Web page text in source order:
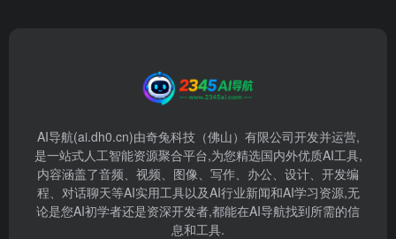
AI导航(ai.dh0.cn)由奇兔科技（佛山）有限公司开发并运营,
是一站式人工智能资源聚合平台,为您精选国内外优质AI工具,
内容涵盖了音频、视频、图像、写作、办公、设计、开发编
程、对话聊天等AI实用工具以及AI行业新闻和AI学习资源,无
论是您AI初学者还是资深开发者,都能在AI导航找到所需的信
息和工具.